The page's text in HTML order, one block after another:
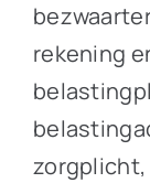
rekening
zorgplicht,